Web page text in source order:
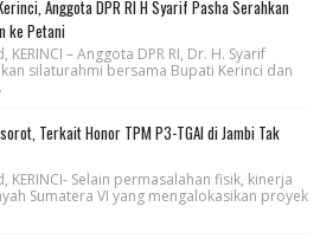
Anggota DPR RI H Syarif Pasha Serahkan
ke Petani
KERINCI – Anggota DPR RI, Dr. H. Syarif
silaturahmi bersama Bupati Kerinci dan
Terkait Honor TPM P3-TGAI di Jambi Tak
KERINCI- Selain permasalahan fisik, kinerja
Sumatera VI yang mengalokasikan proyek